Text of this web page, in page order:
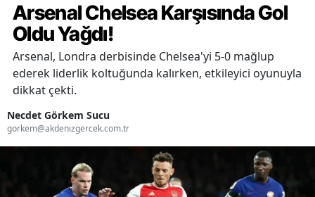
Arsenal Chelsea Karşısında Gol
Oldu Yağdı!
Arsenal, Londra derbisinde Chelsea'yi 5-0 mağlup
ederek liderlik koltuğunda kalırken, etkileyici oyunuyla
dikkat çekti.
Necdet Görkem Sucu
gorkem@akdenizgercek.com.tr